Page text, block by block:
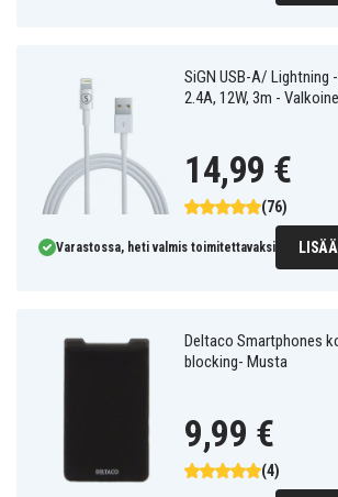
SiGN USB-A/ Lightning
2.4A, 12W, 3m -
(76)
14,99 €
Varastossa, heti valmis toimitettavaksi
Deltaco Smartphones
blocking- Musta
(4)
9,99 €